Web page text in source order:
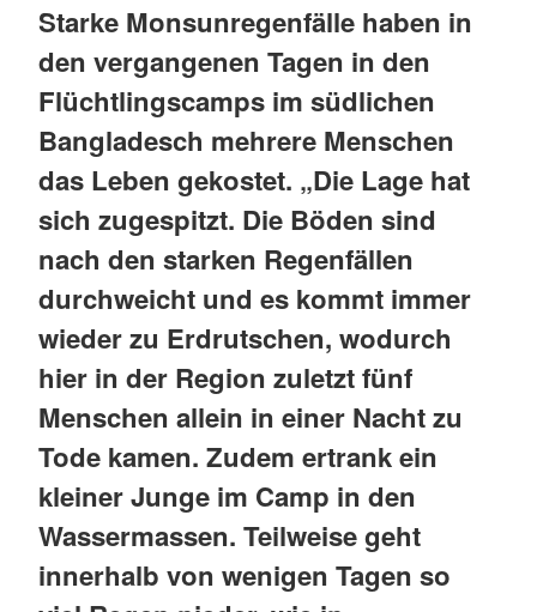
Starke Monsunregenfälle haben in
den vergangenen Tagen in den
Flüchtlingscamps im südlichen
Bangladesch mehrere Menschen
das Leben gekostet. „Die Lage hat
sich zugespitzt. Die Böden sind
nach den starken Regenfällen
durchweicht und es kommt immer
wieder zu Erdrutschen, wodurch
hier in der Region zuletzt fünf
Menschen allein in einer Nacht zu
Tode kamen. Zudem ertrank ein
kleiner Junge im Camp in den
Wassermassen. Teilweise geht
innerhalb von wenigen Tagen so